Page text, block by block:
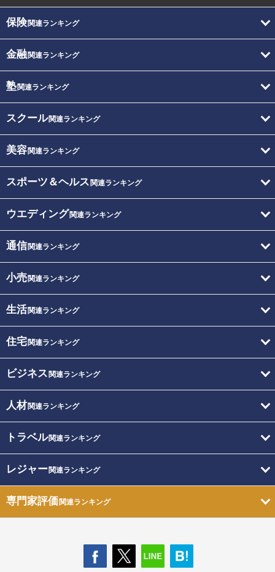
保険関連ランキング
金融関連ランキング
塾関連ランキング
スクール関連ランキング
美容関連ランキング
スポーツ＆ヘルス 関連ランキング
ウエディング関連ランキング
通信関連ランキング
小売関連ランキング
生活関連ランキング
住宅関連ランキング
ビジネス 関連ランキング
人材関連ランキング
トラベル関連ランキング
レジャー関連ランキング
専門家評価関連ランキング